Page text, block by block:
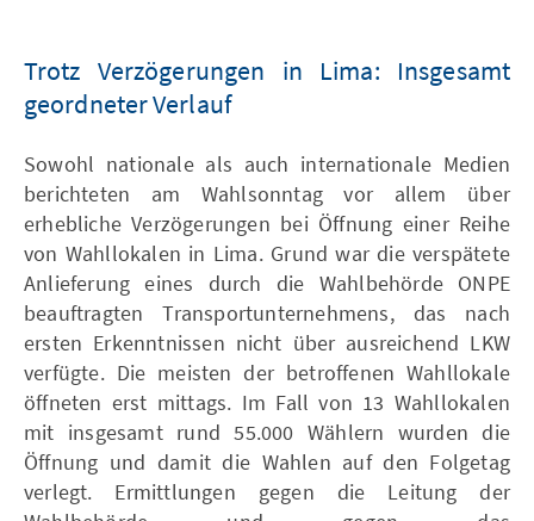
Trotz Verzögerungen in Lima: Insgesamt
geordneter Verlauf
Sowohl nationale als auch internationale Medien
berichteten am Wahlsonntag vor allem über
erhebliche Verzögerungen bei Öffnung einer Reihe
von Wahllokalen in Lima. Grund war die verspätete
Anlieferung eines durch die Wahlbehörde ONPE
beauftragten Transportunternehmens, das nach
ersten Erkenntnissen nicht über ausreichend LKW
verfügte. Die meisten der betroffenen Wahllokale
öffneten erst mittags. Im Fall von 13 Wahllokalen
mit insgesamt rund 55.000 Wählern wurden die
Öffnung und damit die Wahlen auf den Folgetag
verlegt. Ermittlungen gegen die Leitung der